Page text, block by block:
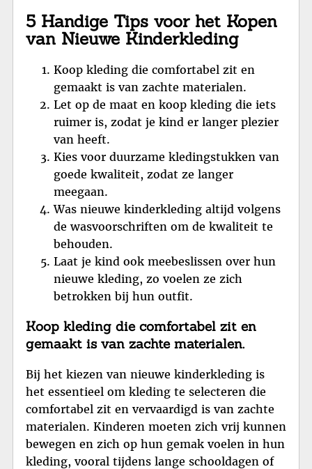
5 Handige Tips voor het Kopen
van Nieuwe Kinderkleding
Koop kleding die comfortabel zit en
gemaakt is van zachte materialen.
Let op de maat en koop kleding die iets
ruimer is, zodat je kind er langer plezier
van heeft.
Kies voor duurzame kledingstukken van
goede kwaliteit, zodat ze langer
meegaan.
Was nieuwe kinderkleding altijd volgens
de wasvoorschriften om de kwaliteit te
behouden.
Laat je kind ook meebeslissen over hun
nieuwe kleding, zo voelen ze zich
betrokken bij hun outfit.
Koop kleding die comfortabel zit en
gemaakt is van zachte materialen.
Bij het kiezen van nieuwe kinderkleding is
het essentieel om kleding te selecteren die
comfortabel zit en vervaardigd is van zachte
materialen. Kinderen moeten zich vrij kunnen
bewegen en zich op hun gemak voelen in hun
kleding, vooral tijdens lange schooldagen of